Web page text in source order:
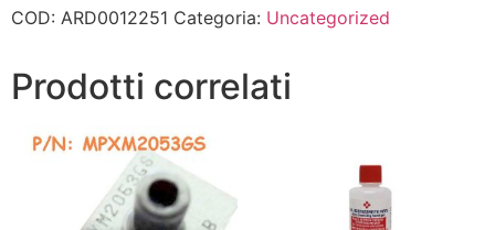
COD: ARD0012251 Categoria: Uncategorized
Prodotti correlati